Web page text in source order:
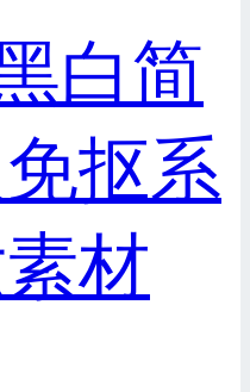
白简
抠系
材